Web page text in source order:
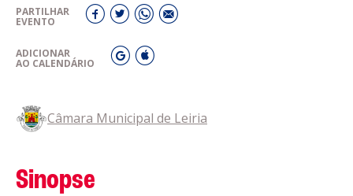
PARTILHAR
EVENTO
ADICIONAR
AO CALENDÁRIO
Câmara Municipal de Leiria
Sinopse